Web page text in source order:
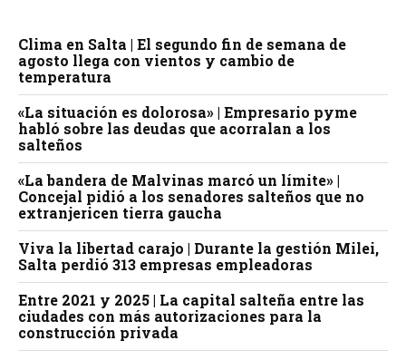
Clima en Salta | El segundo fin de semana de
agosto llega con vientos y cambio de
temperatura
«La situación es dolorosa» | Empresario pyme
habló sobre las deudas que acorralan a los
salteños
«La bandera de Malvinas marcó un límite» |
Concejal pidió a los senadores salteños que no
extranjericen tierra gaucha
Viva la libertad carajo | Durante la gestión Milei,
Salta perdió 313 empresas empleadoras
Entre 2021 y 2025 | La capital salteña entre las
ciudades con más autorizaciones para la
construcción privada